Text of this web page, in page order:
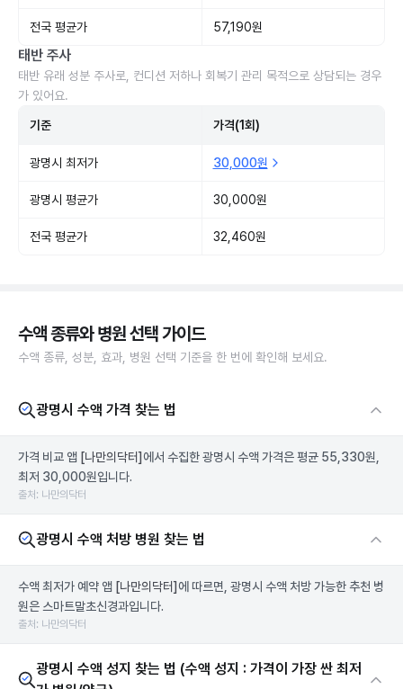
전국 평균가 57,190원
태반 주사
태반 유래 성분 주사로, 컨디션 저하나 회복기 관리 목적으로 상담되는 경우
가 있어요.
기준 가격(1회)
광명시 최저가 30,000원
광명시 평균가 30,000원
전국 평균가 32,460원
수액 종류와 병원 선택 가이드
수액 종류, 성분, 효과, 병원 선택 기준을 한 번에 확인해 보세요.
광명시 수액 가격 찾는 법
가격 비교 앱 [나만의닥터] 에서 수집한 광명시 수액 가격은 평균 55,330원,
최저 30,000원입니다.
출처: 나만의닥터
광명시 수액 처방 병원 찾는 법
수액 최저가 예약 앱 [나만의닥터] 에 따르면, 광명시 수액 처방 가능한 추천 병
원은 스마트말초신경과입니다.
출처: 나만의닥터
광명시 수액 성지 찾는 법 (수액 성지 : 가격이 가장 싼 최저